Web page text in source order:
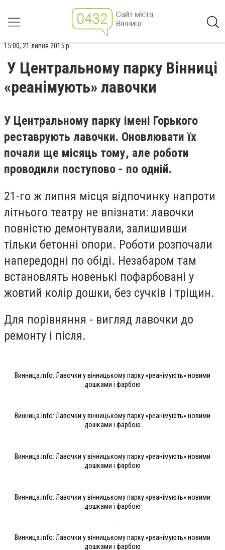
15:00, 21 липня 2015 р.
У Центральному парку Вінниці
«реанімують» лавочки
У Центральному парку імені Горького
реставрують лавочки. Оновлювати їх
почали ще місяць тому, але роботи
проводили поступово - по одній.
21-го ж липня місця відпочинку напроти
літнього театру не впізнати: лавочки
повністю демонтували, залишивши
тільки бетонні опори. Роботи розпочали
напередодні по обіді. Незабаром там
встановлять новенькі пофарбовані у
жовтий колір дошки, без сучків і тріщин.
Для порівняння - вигляд лавочки до
ремонту і після.
Винница.info: Лавочки у вінницькому парку «реанімують» новими
дошками і фарбою
Винница.info: Лавочки у вінницькому парку «реанімують» новими
дошками і фарбою
Винница.info: Лавочки у вінницькому парку «реанімують» новими
дошками і фарбою
Винница.info: Лавочки у вінницькому парку «реанімують» новими
дошками і фарбою
Винница.info: Лавочки у вінницькому парку «реанімують» новими
дошками і фарбою